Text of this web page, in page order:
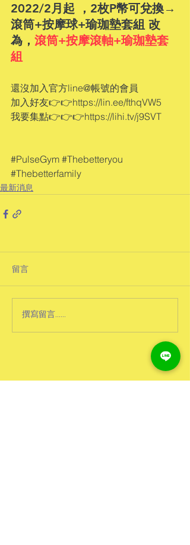
2022/2月起 ，2枚P幣可兌換→
滾筒+按摩球+瑜珈墊套組 改
為， 滾筒+按摩滾軸+瑜珈墊套
組
還沒加入官方line@帳號的會員
加入好友👉👉https://lin.ee/fthqVW5
我要集點👉👉👉https://lihi.tv/j9SVT
#PulseGym #Thebetteryou
#Thebetterfamily
最新消息
留言
撰寫留言......